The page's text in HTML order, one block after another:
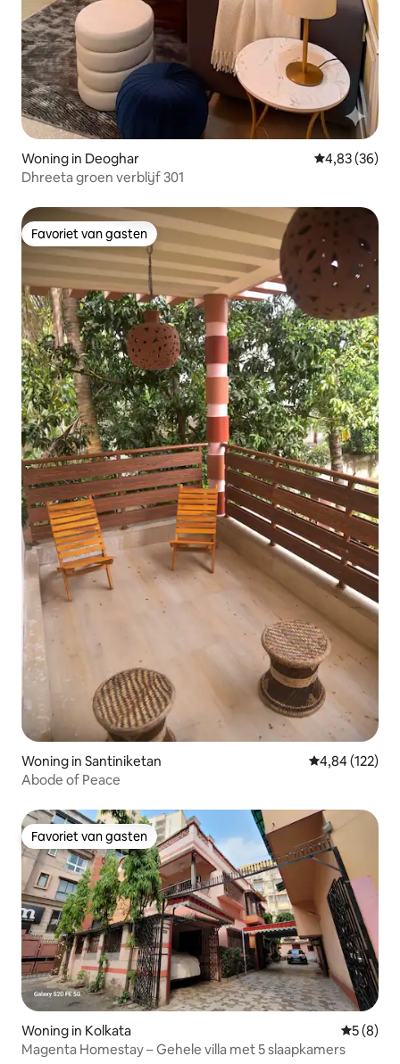
Woning in Deoghar Gemiddelde
4,83 (36)
Dhreeta groen verblijf 301
Favoriet van gasten
Favoriet van gasten
Woning in Santiniketan Gemiddelde
4,84 (122)
Abode of Peace
Favoriet van gasten
Favoriet van gasten
Woning in Kolkata
5 (8)
Magenta Homestay – Gehele villa met 5 slaapkamers